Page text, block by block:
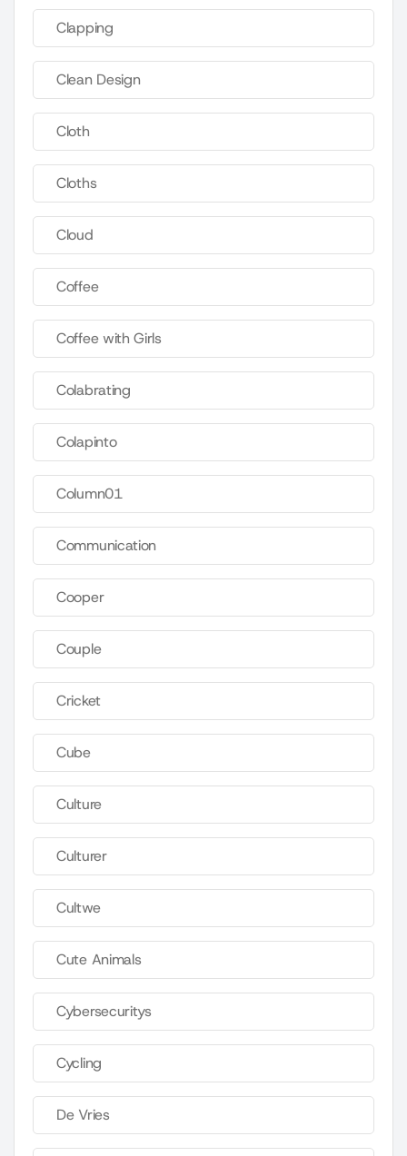
Clapping
Clean Design
Cloth
Cloths
Cloud
Coffee
Coffee with Girls
Colabrating
Colapinto
Column01
Communication
Cooper
Couple
Cricket
Cube
Culture
Culturer
Cultwe
Cute Animals
Cybersecuritys
Cycling
De Vries